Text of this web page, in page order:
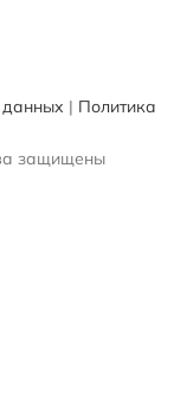
| Политика
защищены